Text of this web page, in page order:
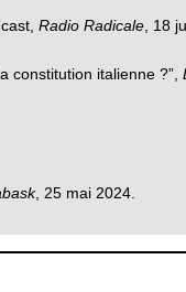
Radio Radicale , 18
constitution italienne ?”,
, 25 mai 2024.